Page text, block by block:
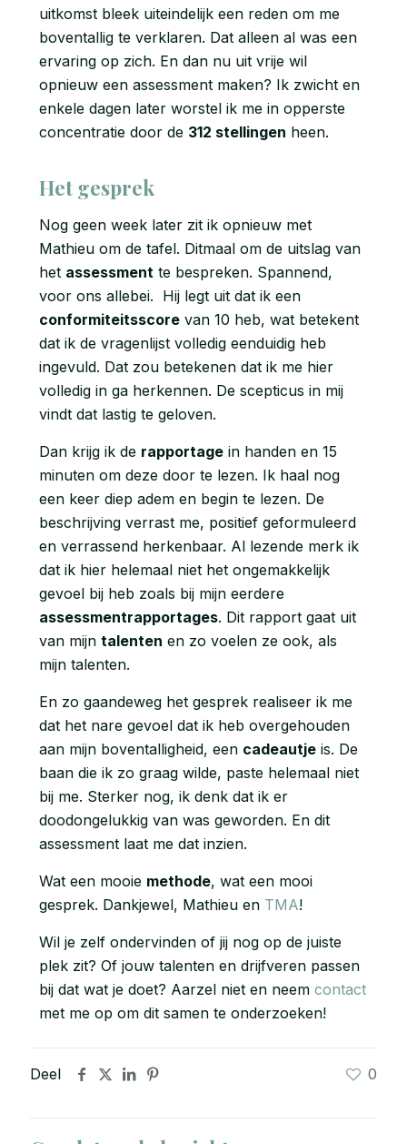
uitkomst bleek uiteindelijk een reden om me
boventallig te verklaren. Dat alleen al was een
ervaring op zich. En dan nu uit vrije wil
opnieuw een assessment maken? Ik zwicht en
enkele dagen later worstel ik me in opperste
concentratie door de 312 stellingen heen.
Het gesprek
Nog geen week later zit ik opnieuw met
Mathieu om de tafel. Ditmaal om de uitslag van
het assessment te bespreken. Spannend,
voor ons allebei. Hij legt uit dat ik een
conformiteitsscore van 10 heb, wat betekent
dat ik de vragenlijst volledig eenduidig heb
ingevuld. Dat zou betekenen dat ik me hier
volledig in ga herkennen. De scepticus in mij
vindt dat lastig te geloven.
Dan krijg ik de rapportage in handen en 15
minuten om deze door te lezen. Ik haal nog
een keer diep adem en begin te lezen. De
beschrijving verrast me, positief geformuleerd
en verrassend herkenbaar. Al lezende merk ik
dat ik hier helemaal niet het ongemakkelijk
gevoel bij heb zoals bij mijn eerdere
assessmentrapportages. Dit rapport gaat uit
van mijn talenten en zo voelen ze ook, als
mijn talenten.
En zo gaandeweg het gesprek realiseer ik me
dat het nare gevoel dat ik heb overgehouden
aan mijn boventalligheid, een cadeautje is. De
baan die ik zo graag wilde, paste helemaal niet
bij me. Sterker nog, ik denk dat ik er
doodongelukkig van was geworden. En dit
assessment laat me dat inzien.
Wat een mooie methode, wat een mooi
gesprek. Dankjewel, Mathieu en TMA!
Wil je zelf ondervinden of jij nog op de juiste
plek zit? Of jouw talenten en drijfveren passen
bij dat wat je doet? Aarzel niet en neem contact
met me op om dit samen te onderzoeken!
Deel 0